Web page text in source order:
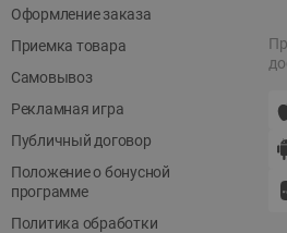
Оформление заказа
Приемка товара
Самовывоз
Рекламная игра
Публичный договор
Положение о бонусной
программе
Политика обработки